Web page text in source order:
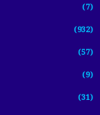
(7)
(932)
(57)
(9)
(31)